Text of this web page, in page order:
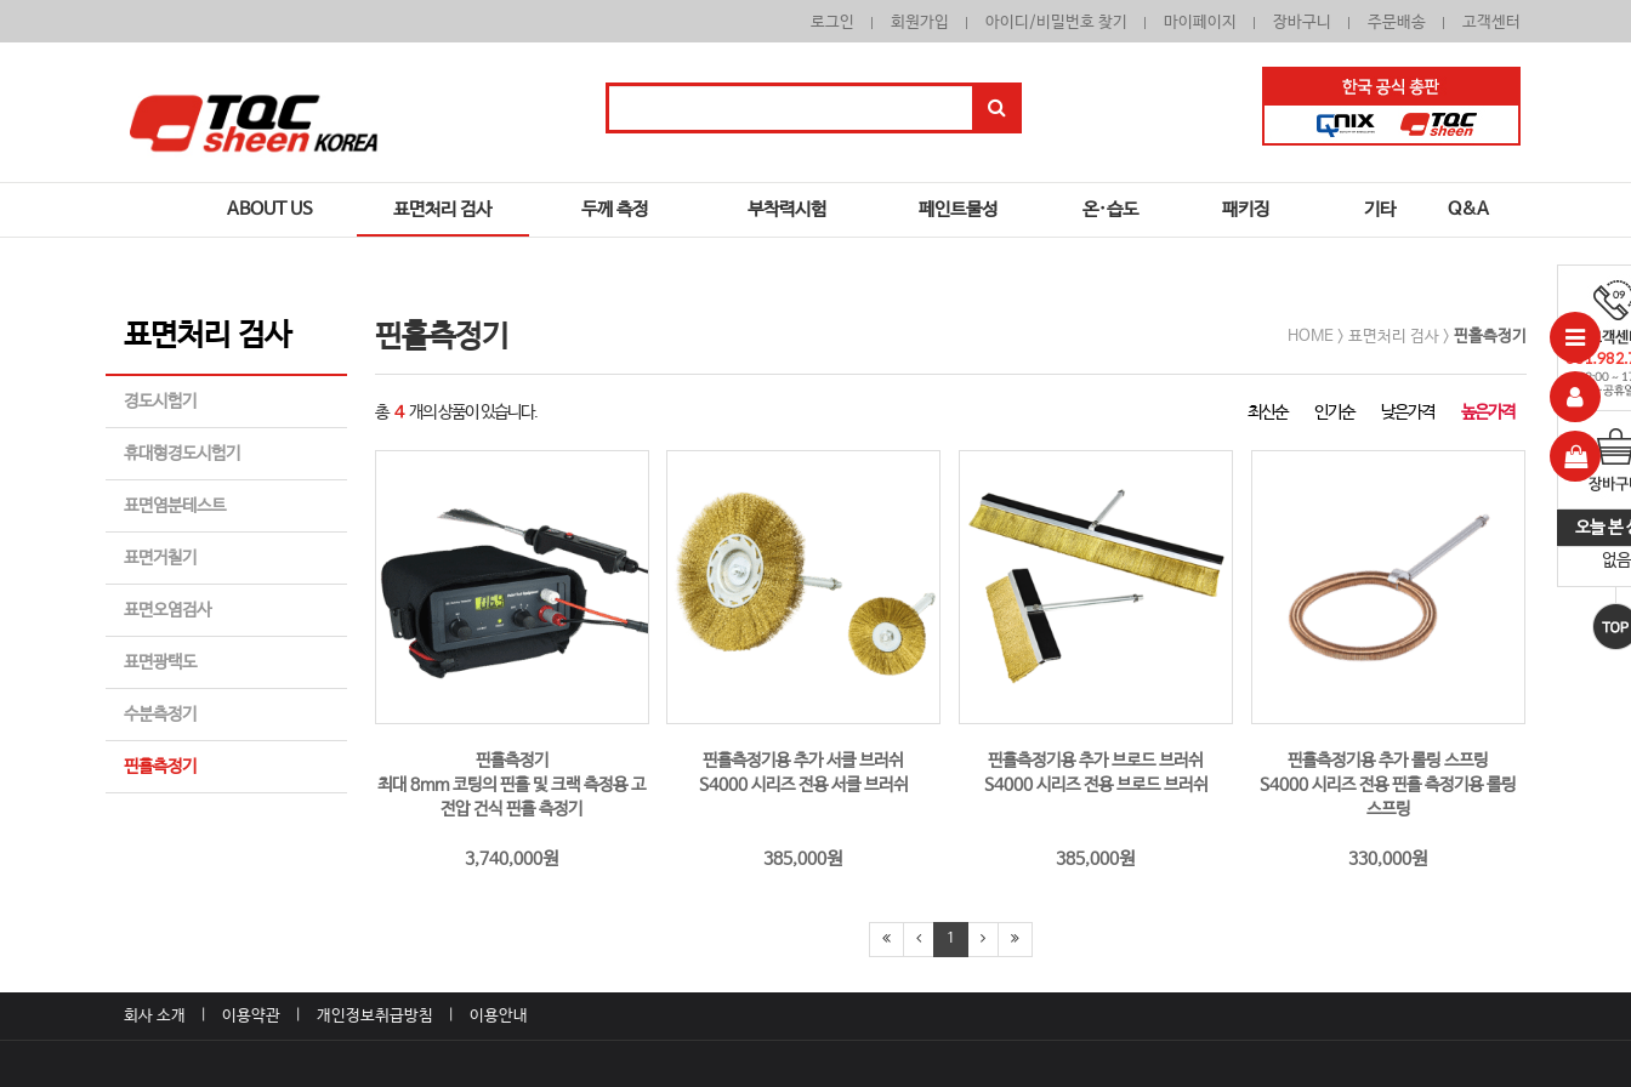
로그인 회원가입 아이디/비밀번호 찾기 마이페이지 장바구니 주문배송 고객센터
ABOUT US 표면처리 검사 두께 측정 부착력시험 페인트물성 온·습도 패키징 기타 Q&A
오늘 본
없음
표면처리 검사
경도시험기
휴대형경도시험기
표면염분테스트
표면거칠기
표면오염검사
표면광택도
수분측정기
핀홀측정기
핀홀측정기 HOME > 표면처리 검사 > 핀홀측정기
총4개의 상품이 있습니다. 최신순 인기순 낮은가격 높은가격
핀홀측정기
최대 8mm 코팅의 핀홀 및 크랙 측정용 고
전압 건식 핀홀 측정기
3,740,000원
핀홀측정기용 추가 서클 브러쉬
S4000 시리즈 전용 서클 브러쉬
385,000원
핀홀측정기용 추가 브로드 브러쉬
S4000 시리즈 전용 브로드 브러쉬
385,000원
핀홀측정기용 추가 롤링 스프링
S4000 시리즈 전용 핀홀 측정기용 롤링
스프링
330,000원
1
회사 소개 이용약관 개인정보취급방침 이용안내